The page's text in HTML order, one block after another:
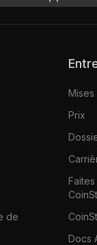
de
Prix
Docs